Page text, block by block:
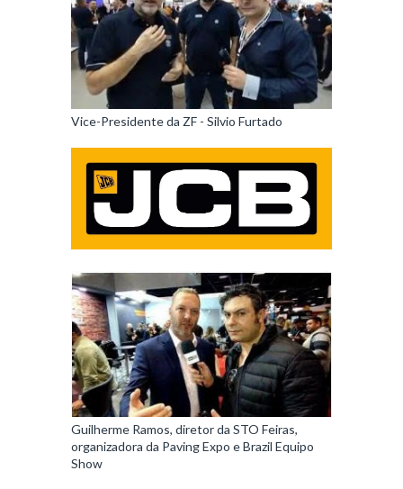
Vice-Presidente da ZF - Silvio Furtado
Guilherme Ramos, diretor da STO Feiras,
organizadora da Paving Expo e Brazil Equipo
Show